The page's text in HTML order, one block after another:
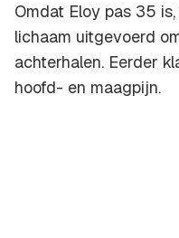
Omdat Eloy pas 35
lichaam uitgevoerd
achterhalen. Eerder
hoofd- en maagpijn.